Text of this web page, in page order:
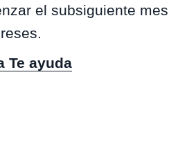
el subsiguiente mes
Te ayuda